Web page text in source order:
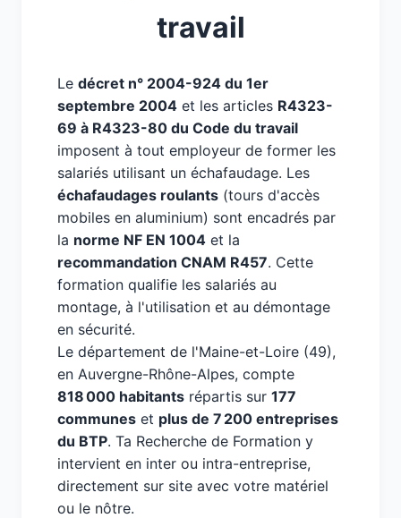
travail
Le décret n° 2004-924 du 1er
septembre 2004 et les articles R4323-
69 à R4323-80 du Code du travail
imposent à tout employeur de former les
salariés utilisant un échafaudage. Les
échafaudages roulants (tours d'accès
mobiles en aluminium) sont encadrés par
la norme NF EN 1004 et la
recommandation CNAM R457. Cette
formation qualifie les salariés au
montage, à l'utilisation et au démontage
en sécurité.
Le département de l'Maine-et-Loire (49),
en Auvergne-Rhône-Alpes, compte
818 000 habitants répartis sur 177
communes et plus de 7 200 entreprises
du BTP. Ta Recherche de Formation y
intervient en inter ou intra-entreprise,
directement sur site avec votre matériel
ou le nôtre.